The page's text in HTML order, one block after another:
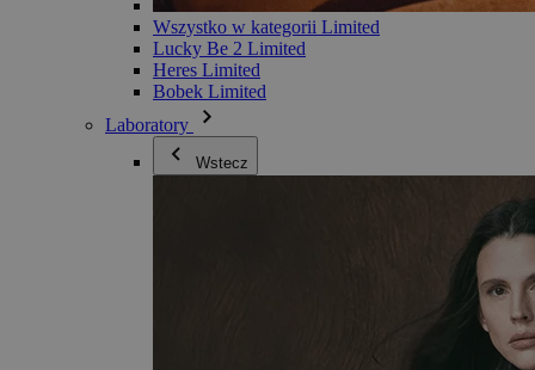
Wszystko w kategorii Limited
Lucky Be 2 Limited
Heres Limited
Bobek Limited
Laboratory
Wstecz